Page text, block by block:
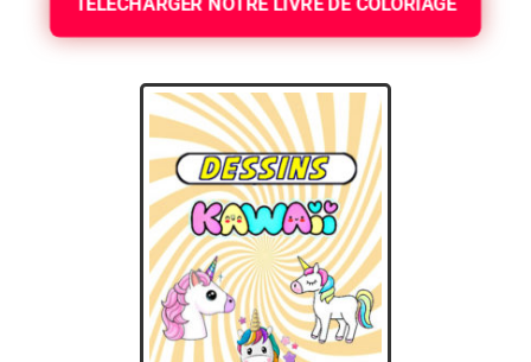
TELECHARGER NOTRE LIVRE DE COLORIAGE